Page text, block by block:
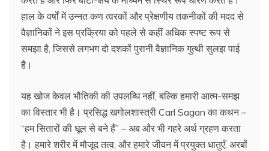
हाल के वर्षों में उन्नत कण त्वरकों और प्रेक्षणीय तकनीकों की मदद से
वैज्ञानिकों ने इस प्रक्रिया को पहले से कहीं अधिक स्पष्ट रूप से
समझा है, जिससे लगभग दो दशकों पुरानी वैज्ञानिक गुत्थी सुलझ पाई
है।
यह खोज केवल भौतिकी की उपलब्धि नहीं, बल्कि हमारी आत्म-समझ
का विस्तार भी है। प्रसिद्ध खगोलशास्त्री Carl Sagan का कथन –
“हम सितारों की धूल से बने हैं” – अब और भी गहरे अर्थ ग्रहण करता
है। हमारे शरीर में मौजूद तत्व, और हमारे जीवन में प्रयुक्त धातुएँ, अरबों